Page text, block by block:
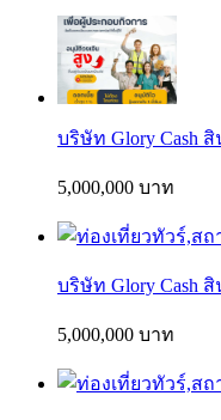
บริษัท Glory Cash
5,000,000 บาท
บริษัท Glory Cash
5,000,000 บาท